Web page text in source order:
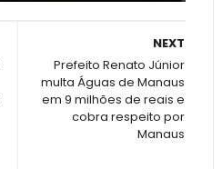
NEXT
Prefeito Renato Júnior
multa Águas de Manaus
em 9 milhões de reais e
cobra respeito por
Manaus